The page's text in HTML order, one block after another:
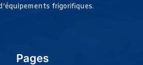
frigorifiques.
Pages